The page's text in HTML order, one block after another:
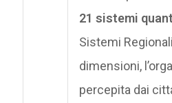
21 sistemi
Sistemi
dimensioni,
percepita dai